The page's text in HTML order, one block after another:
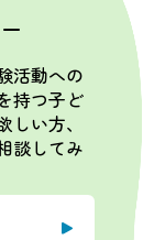
活動への
持つ子ど
い方、
談してみ